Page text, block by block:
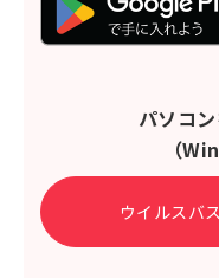
パソコ
（
ウイルスバ